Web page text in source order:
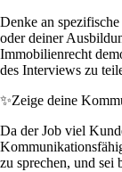
Denke an
oder deiner
Immobilienrecht
des Interviews zu
✨Zeige deine
Da der Job viel
zu sprechen, und sei